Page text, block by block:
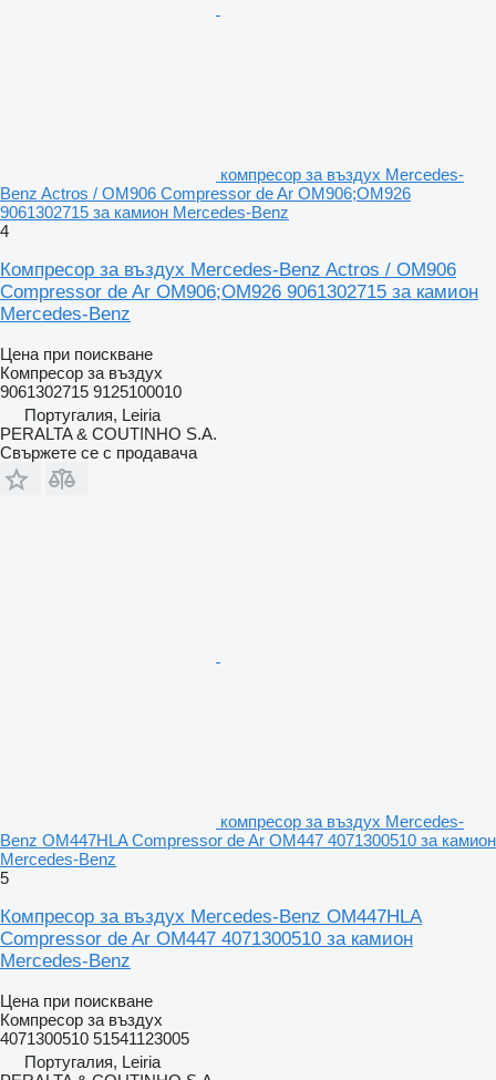
компресор за въздух Mercedes-
Benz Actros / OM906 Compressor de Ar OM906;OM926
9061302715 за камион Mercedes-Benz
4
Компресор за въздух Mercedes-Benz Actros / OM906
Compressor de Ar OM906;OM926 9061302715 за камион
Mercedes-Benz
Цена при поискване
Компресор за въздух
9061302715 9125100010
Португалия, Leiria
PERALTA & COUTINHO S.A.
Свържете се с продавача
компресор за въздух Mercedes-
Benz OM447HLA Compressor de Ar OM447 4071300510 за камион
Mercedes-Benz
5
Компресор за въздух Mercedes-Benz OM447HLA
Compressor de Ar OM447 4071300510 за камион
Mercedes-Benz
Цена при поискване
Компресор за въздух
4071300510 51541123005
Португалия, Leiria